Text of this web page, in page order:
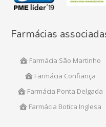
Farmácias
Farmácia São Martinho
Farmácia Confiança
Farmácia Ponta Delgada
Farmácia Botica Inglesa